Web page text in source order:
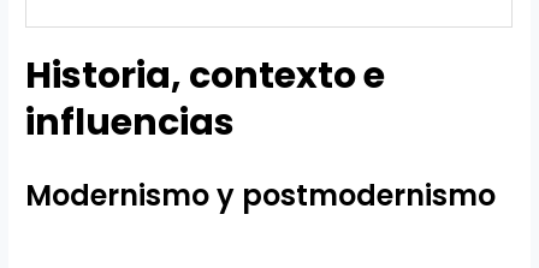
Historia, contexto e
influencias
Modernismo y postmodernismo